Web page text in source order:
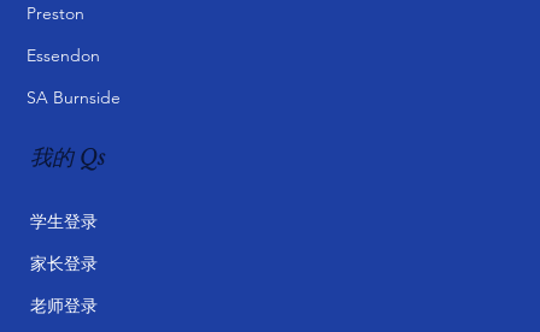
Preston
Essendon
SA Burnside
我的 Qs
学生登录
家长登录
老师登录